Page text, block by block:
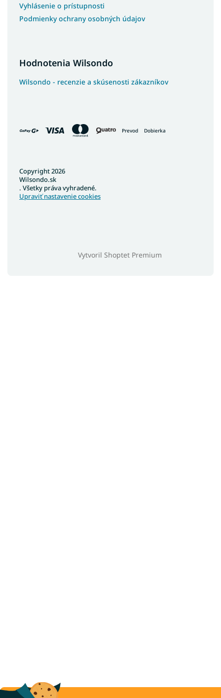
Vyhlásenie o prístupnosti
Podmienky ochrany osobných údajov
Hodnotenia Wilsondo
Wilsondo - recenzie a skúsenosti zákazníkov
Prevod Dobierka
Vytvoril Shoptet Premium
Copyright 2026
Wilsondo.sk
. Všetky práva vyhradené.
Upraviť nastavenie cookies